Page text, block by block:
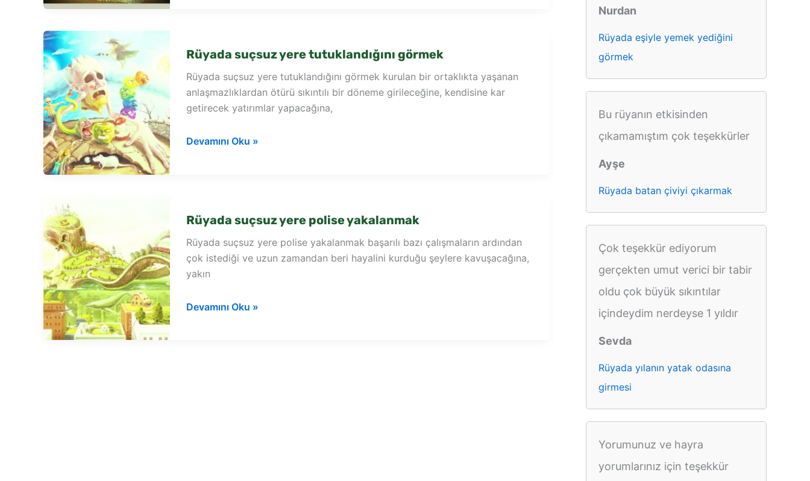
Rüyada suçsuz yere tutuklandığını görmek
Rüyada suçsuz yere tutuklandığını görmek kurulan bir ortaklıkta yaşanan
anlaşmazlıklardan ötürü sıkıntılı bir döneme girileceğine, kendisine kar
getirecek yatırımlar yapacağına,
Rüyada
Devamını Oku »
Rüyada suçsuz yere polise yakalanmak
Rüyada suçsuz yere polise yakalanmak başarılı bazı çalışmaların ardından
çok istediği ve uzun zamandan beri hayalini kurduğu şeylere kavuşacağına,
yakın
Rüyada
Devamını Oku »
Nurdan
Rüyada eşiyle yemek yediğini
görmek
Bu rüyanın etkisinden
çıkamamıştım çok teşekkürler
Ayşe
Rüyada batan çiviyi çıkarmak
Çok teşekkür ediyorum
gerçekten umut verici bir tabir
oldu çok büyük sıkıntılar
içindeydim nerdeyse 1 yıldır
Sevda
Rüyada yılanın yatak odasına
girmesi
Yorumunuz ve hayra
yorumlarınız için teşekkür